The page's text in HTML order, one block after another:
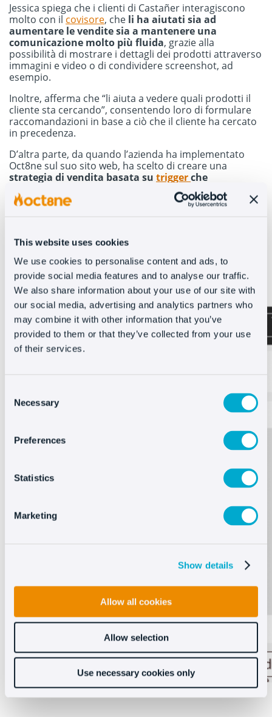
This website uses cookies
We use cookies to personalise content and ads, to
provide social media features and to analyse our traffic.
We also share information about your use of our site with
our social media, advertising and analytics partners who
may combine it with other information that you’ve
provided to them or that they’ve collected from your use
of their services.
Selection
Necessary
Preferences
Statistics
Marketing
Show details
Allow all cookies
Allow selection
Use necessary cookies only
Jessica spiega che i clienti di Castañer interagiscono
molto con il covisore, che li ha aiutati sia ad
aumentare le vendite sia a mantenere una
comunicazione molto più fluida, grazie alla
possibilità di mostrare i dettagli dei prodotti attraverso
immagini e video o di condividere screenshot, ad
esempio.
Inoltre, afferma che “li aiuta a vedere quali prodotti il
cliente sta cercando”, consentendo loro di formulare
raccomandazioni in base a ciò che il cliente ha cercato
in precedenza.
D’altra parte, da quando l’azienda ha implementato
Oct8ne sul suo sito web, ha scelto di creare una
strategia di vendita basata su triggerche
comunicano e informano il cliente al momento
giusto. Ad esempio: quando il cliente entra nella
collezione, quando vede molti modelli diversi, se ci
In questo modo,inducono l’acquisto in modo
intuitivo senza disturbare il cliente , perché solo se è
interessato deve cliccare sull’icona della chat e
chiedere aiuto.